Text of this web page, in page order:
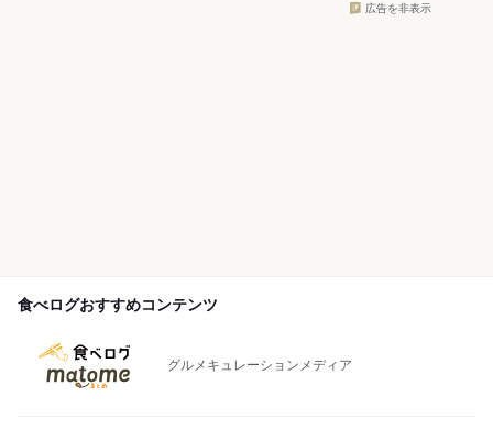
広告を非表示
食べログおすすめコンテンツ
グルメキュレーションメディア